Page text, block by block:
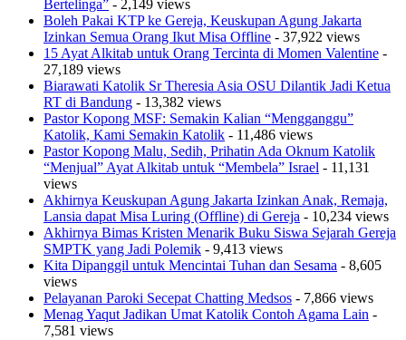
Bertelinga” - 2,149 views
Boleh Pakai KTP ke Gereja, Keuskupan Agung Jakarta
Izinkan Semua Orang Ikut Misa Offline - 37,922 views
15 Ayat Alkitab untuk Orang Tercinta di Momen Valentine -
27,189 views
Biarawati Katolik Sr Theresia Asia OSU Dilantik Jadi Ketua
RT di Bandung - 13,382 views
Pastor Kopong MSF: Semakin Kalian “Mengganggu”
Katolik, Kami Semakin Katolik - 11,486 views
Pastor Kopong Malu, Sedih, Prihatin Ada Oknum Katolik
“Menjual” Ayat Alkitab untuk “Membela” Israel - 11,131
views
Akhirnya Keuskupan Agung Jakarta Izinkan Anak, Remaja,
Lansia dapat Misa Luring (Offline) di Gereja - 10,234 views
Akhirnya Bimas Kristen Menarik Buku Siswa Sejarah Gereja
SMPTK yang Jadi Polemik - 9,413 views
Kita Dipanggil untuk Mencintai Tuhan dan Sesama - 8,605
views
Pelayanan Paroki Secepat Chatting Medsos - 7,866 views
Menag Yaqut Jadikan Umat Katolik Contoh Agama Lain -
7,581 views